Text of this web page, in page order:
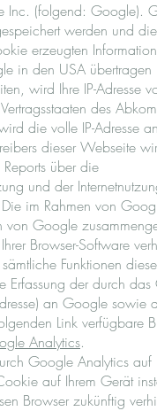
Inc. (folgend: Google).
werden und
erzeugten
in den USA übertragen
wird Ihre IP-Adresse
des
die volle IP-Adresse
dieser Webseite
über die
und der
im Rahmen von
von Google
Browser-Software
Funktionen
Erfassung der durch
an Google sowie
Link verfügbare
Analytics.
Google Analytics auf
auf Ihrem Gerät
Browser zukünftig